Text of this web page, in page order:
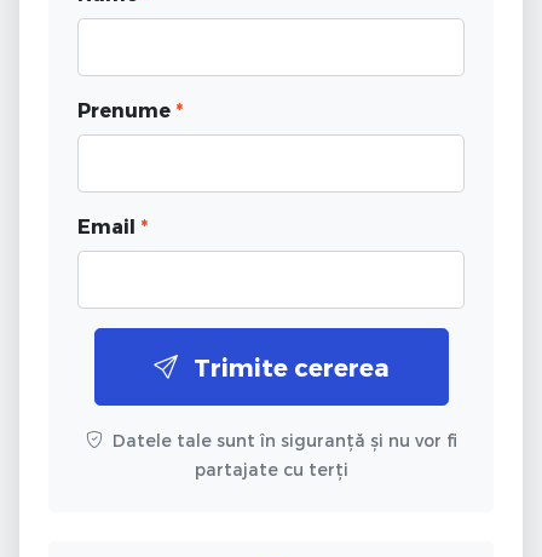
Prenume *
Email *
Trimite cererea
Datele tale sunt în siguranță și nu vor fi
partajate cu terți